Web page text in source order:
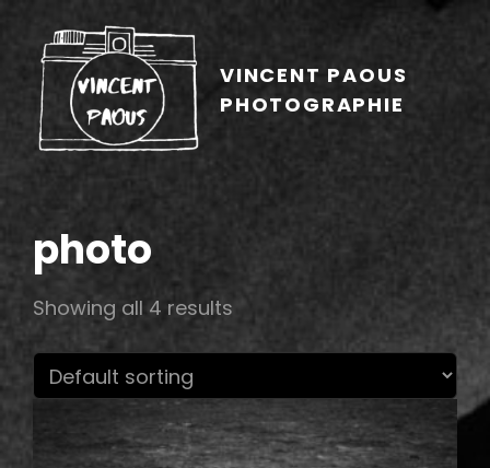
VINCENT PAOUS
PHOTOGRAPHIE
photo
Showing all 4 results